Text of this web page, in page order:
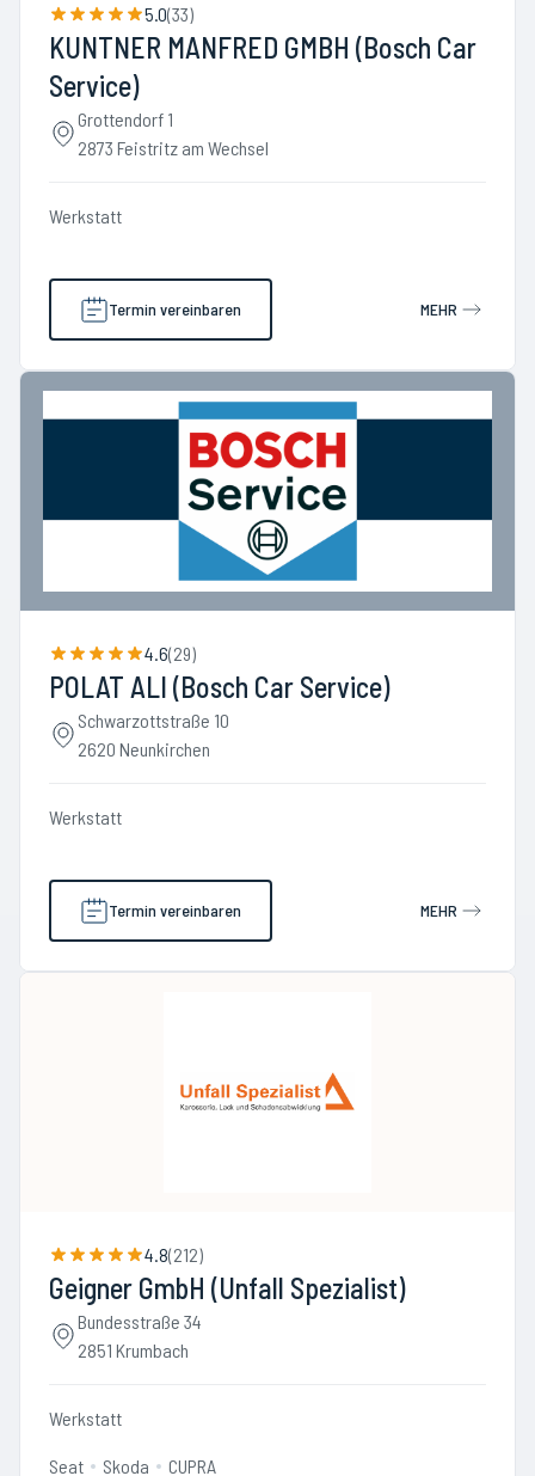
5.0(33)
KUNTNER MANFRED GMBH (Bosch Car
Service)
Grottendorf 1
2873 Feistritz am Wechsel
Werkstatt
Termin vereinbaren MEHR
4.6(29)
POLAT ALI (Bosch Car Service)
Schwarzottstraße 10
2620 Neunkirchen
Werkstatt
Termin vereinbaren MEHR
4.8(212)
Geigner GmbH (Unfall Spezialist)
Bundesstraße 34
2851 Krumbach
Werkstatt
Seat Skoda CUPRA